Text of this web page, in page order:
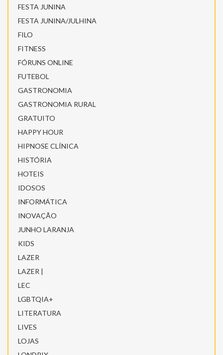
FESTA JUNINA
FESTA JUNINA/JULHINA
FILO
FITNESS
FÓRUNS ONLINE
FUTEBOL
GASTRONOMIA
GASTRONOMIA RURAL
GRATUITO
HAPPY HOUR
HIPNOSE CLÍNICA
HISTÓRIA
HOTEIS
IDOSOS
INFORMÁTICA
INOVAÇÃO
JUNHO LARANJA
KIDS
LAZER
LAZER |
LEC
LGBTQIA+
LITERATURA
LIVES
LOJAS